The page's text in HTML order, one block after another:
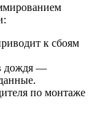
к сбоям
дождя —
по монтаже